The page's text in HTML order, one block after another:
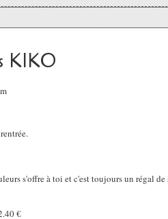
KIKO
s'offre à toi et c'est toujours un régal
€